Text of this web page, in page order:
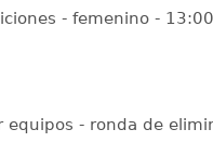
- femenino -
equipos - ronda de